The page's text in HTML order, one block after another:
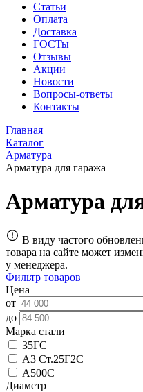
Статьи
Оплата
Доставка
ГОСТы
Отзывы
Акции
Новости
Вопросы-ответы
Контакты
Главная
Каталог
Арматура
Арматура для гаража
Арматура
В виду частого
товара на сайте может
у менеджера.
Фильтр товаров
Цена
от
до
Марка стали
35ГС
А3 Ст.25Г2С
А500С
Диаметр